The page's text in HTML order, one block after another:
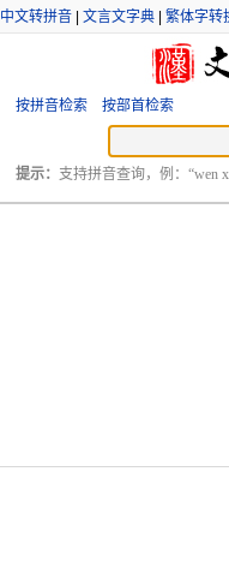
中文转拼音 文言文字典 繁体字转
按拼音检索 按部首检索
提示： 支持拼音查询，例：“wen